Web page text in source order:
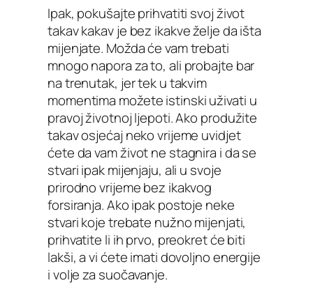
Ipak, pokušajte prihvatiti svoj život
takav kakav je bez ikakve želje da išta
mijenjate. Možda će vam trebati
mnogo napora za to, ali probajte bar
na trenutak, jer tek u takvim
momentima možete istinski uživati u
pravoj životnoj ljepoti. Ako produžite
takav osjećaj neko vrijeme uvidjet
ćete da vam život ne stagnira i da se
stvari ipak mijenjaju, ali u svoje
prirodno vrijeme bez ikakvog
forsiranja. Ako ipak postoje neke
stvari koje trebate nužno mijenjati,
prihvatite li ih prvo, preokret će biti
lakši, a vi ćete imati dovoljno energije
i volje za suočavanje.